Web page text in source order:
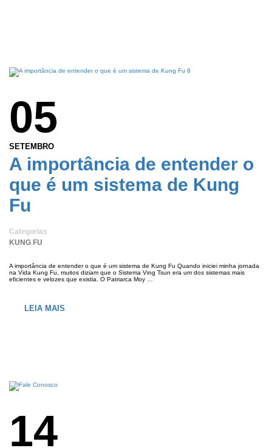
05
SETEMBRO
A importância de entender o
que é um sistema de Kung
Fu
Categorias
KUNG FU
A importância de entender o que é um sistema de Kung Fu Quando iniciei minha jornada
na Vida Kung Fu, muitos diziam que o Sistema Ving Tsun era um dos sistemas mais
eficientes e velozes que existia. O Patriarca Moy …
LEIA MAIS
14